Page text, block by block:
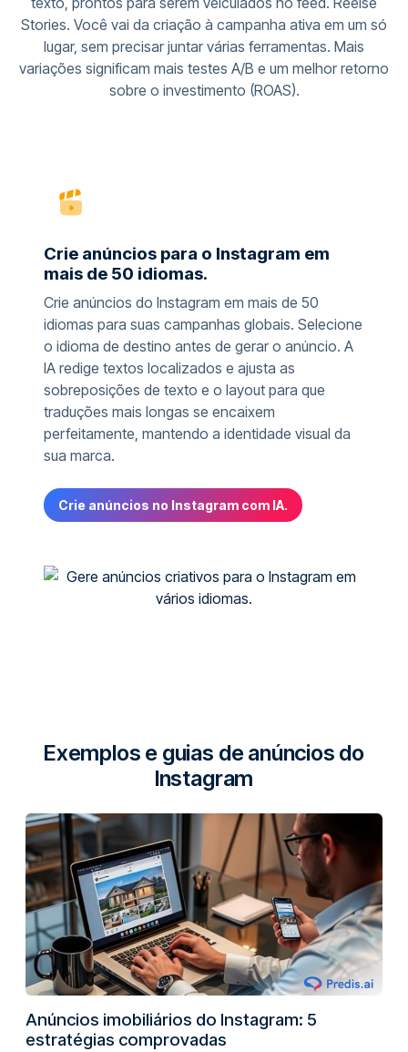
Stories. Você vai da criação à campanha ativa em um só
lugar, sem precisar juntar várias ferramentas. Mais
variações significam mais testes A/B e um melhor retorno
sobre o investimento (ROAS).
Crie anúncios para o Instagram em
mais de 50 idiomas.
Crie anúncios do Instagram em mais de 50
idiomas para suas campanhas globais. Selecione
o idioma de destino antes de gerar o anúncio. A
IA redige textos localizados e ajusta as
sobreposições de texto e o layout para que
traduções mais longas se encaixem
perfeitamente, mantendo a identidade visual da
sua marca.
Crie anúncios no Instagram com IA.
Exemplos e guias de anúncios do
Instagram
Anúncios imobiliários do Instagram: 5
estratégias comprovadas